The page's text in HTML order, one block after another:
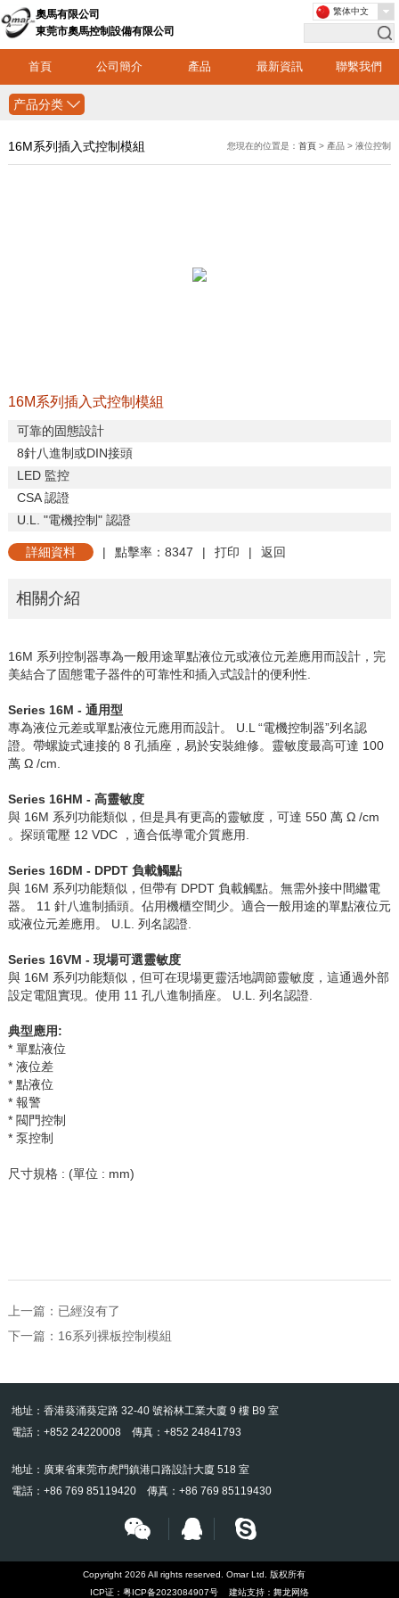
奧馬有限公司
東莞市奧馬控制設備有限公司
首頁 公司簡介 產品 最新資訊 聯繫我們
繁体中文
产品分类
16M系列插入式控制模組 您現在的位置是：首頁 > 產品 > 液位控制
16M系列插入式控制模組
可靠的固態設計
8針八進制或DIN接頭
LED 監控
CSA認證
U.L. "電機控制" 認證
詳細資料 | 點擊率：8347 | 打印 | 返回
相關介紹
16M 系列控制器專為一般用途單點液位元或液位元差應用而設計，完
美結合了固態電子器件的可靠性和插入式設計的便利性
Series 16M - 通用型
專為液位元差或單點液位元應用而設計。
U.L “電機控制器”列名認
證。帶螺旋式連接的 8 孔插座，易於安裝維修。靈敏度最高可達 100
萬 Ω /cm.
Series 16HM - 高靈敏度
與16M 系列功能類似，但是具有更高的靈敏度，可達 550 萬Ω /cm
。探頭電壓 12 VDC ，適合低導電介質應用
Series 16DM - DPDT 負載觸點
與16M 系列功能類似，但帶有DPDT 負載觸點。無需外接中間繼電
器。
11 針八進制插頭。佔用機櫃空間少。適合一般用途的單點液位元
或液位元差應用。
U.L. 列名認證.
Series 16VM - 現場可選靈敏度
與16M 系列功能類似，但可在現場更靈活地調節靈敏度，這通過外部
設定電阻實現。使用 11 孔八進制插座。 U.L. 列名認證.
典型應用:
* 單點液位
* 液位差
* 點液位
* 報警
* 閥門控制
* 泵控制
尺寸規格: (單位 : mm)
上一篇：已經沒有了
下一篇： 16系列裸板控制模組
地址：香港葵涌葵定路 32-40 號裕林工業大廈 9 樓 B9 室
電話：+852 24220008 傳真：+852 24841793
地址：廣東省東莞市虎門鎮港口路設計大廈 518 室
電話：+86 769 85119420 傳真：+86 769 85119430
Copyright 2026 All rights reserved. Omar Ltd. 版权所有
ICP证： 粤ICP备2023084907号 建站支持： 舞龙网络